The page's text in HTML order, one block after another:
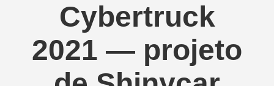
Cybertruck
2021 — projeto